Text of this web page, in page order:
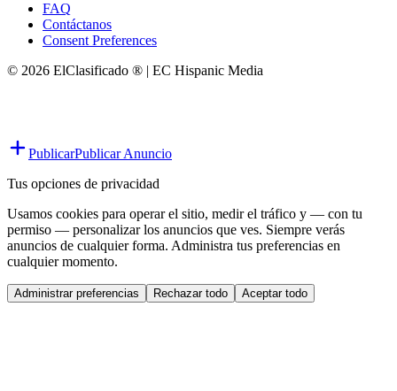
FAQ
Contáctanos
Consent Preferences
© 2026 ElClasificado ® | EC Hispanic Media
PublicarPublicar Anuncio
Tus opciones de privacidad
Usamos cookies para operar el sitio, medir el tráfico y — con tu
permiso — personalizar los anuncios que ves. Siempre verás
anuncios de cualquier forma. Administra tus preferencias en
cualquier momento.
Administrar preferencias Rechazar todo Aceptar todo